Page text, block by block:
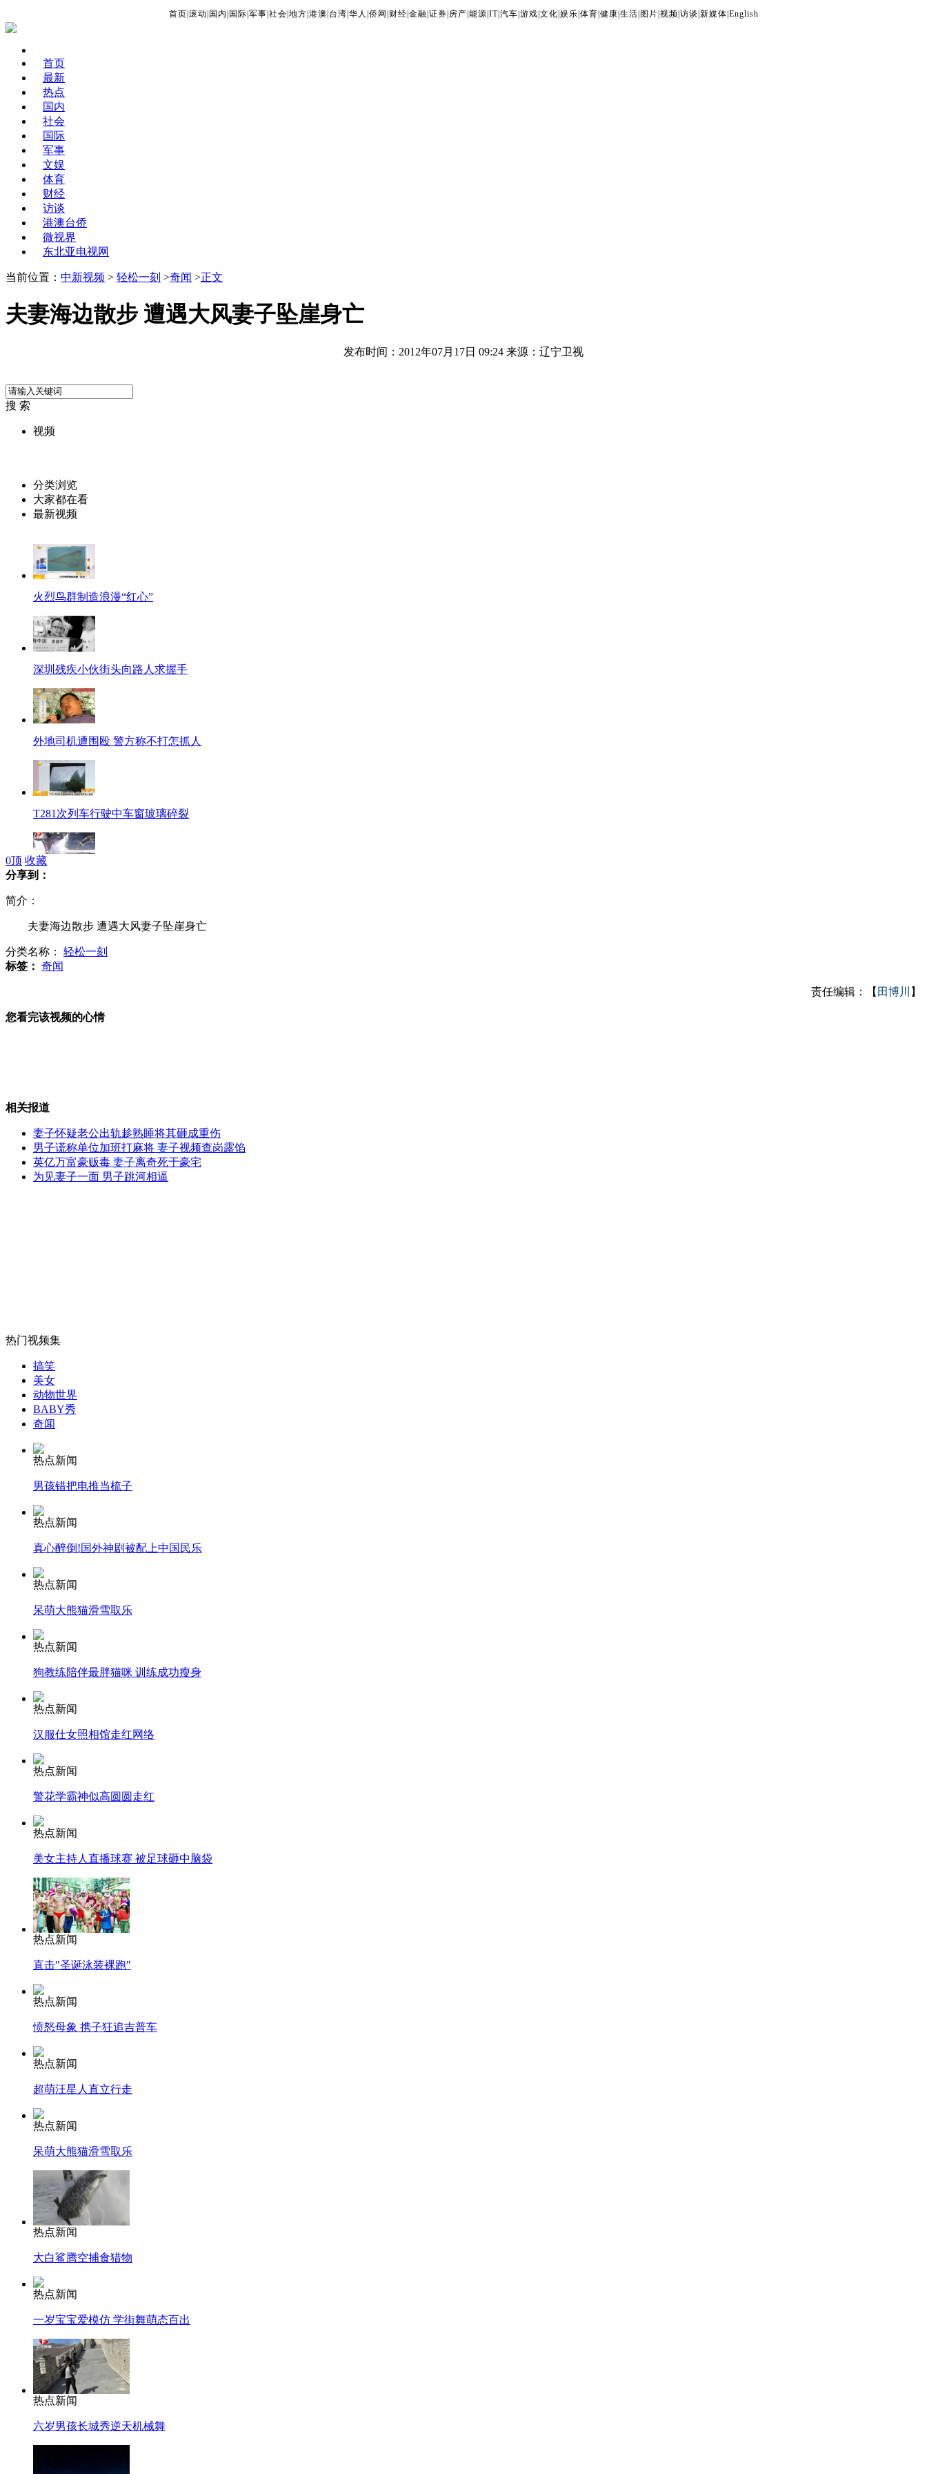
首页 滚动 国内 国际 军事 社会 地方 港澳 台湾 华人 侨网 财经 金融 证券 房产 能源 IT| 汽车 游戏 文化 娱乐 体育 健康 生活 图片 视频 访谈 新媒体 English
首页
最新
热点
国内
社会
国际
军事
文娱
体育
财经
访谈
港澳台侨
微视界
东北亚电视网
当前位置： 中新视频 > 轻松一刻 >奇闻 >正文
夫妻海边散步 遭遇大风妻子坠崖身亡
发布时间：2012年07月17日 09:24 来源：辽宁卫视
搜 索
视频
分类浏览
大家都在看
最新视频
火烈鸟群制造浪漫“红心”
深圳残疾小伙街头向路人求握手
外地司机遭围殴 警方称不打怎抓人
T281次列车行驶中车窗玻璃碎裂
监拍乘客突然发病公交开进医院
合肥街头“洋城管”执法引围观
南京长江大桥暴雨后被冲出117个坑洞
女孩北京地铁殴打老人 痛下狠手拳打脚踢
无痛分娩是否安全 医生回应
外交部：反对强权政治霸凌主义
外交部：有关国家言论片面不公正
安徽一实载49人客车翻车
消防员救轻生者
司机酒驾遇交警 急速倒车逃窜
0顶 收藏
分享到：
简介：
夫妻海边散步 遭遇大风妻子坠崖身亡
分类名称： 轻松一刻
标签： 奇闻
责任编辑：【 田博川 】
您看完该视频的心情
相关报道
妻子怀疑老公出轨趁熟睡将其砸成重伤
男子谎称单位加班打麻将 妻子视频查岗露馅
英亿万富豪贩毒 妻子离奇死于豪宅
为见妻子一面 男子跳河相逼
热门视频集
搞笑
美女
动物世界
BABY秀
奇闻
热点新闻
男孩错把电推当梳子
热点新闻
真心醉倒!国外神剧被配上中国民乐
热点新闻
呆萌大熊猫滑雪取乐
热点新闻
狗教练陪伴最胖猫咪 训练成功瘦身
热点新闻
汉服仕女照相馆走红网络
热点新闻
警花学霸神似高圆圆走红
热点新闻
美女主持人直播球赛 被足球砸中脑袋
热点新闻
直击"圣诞泳装裸跑"
热点新闻
愤怒母象 携子狂追吉普车
热点新闻
超萌汪星人直立行走
热点新闻
呆萌大熊猫滑雪取乐
热点新闻
大白鲨腾空捕食猎物
热点新闻
一岁宝宝爱模仿 学街舞萌态百出
热点新闻
六岁男孩长城秀逆天机械舞